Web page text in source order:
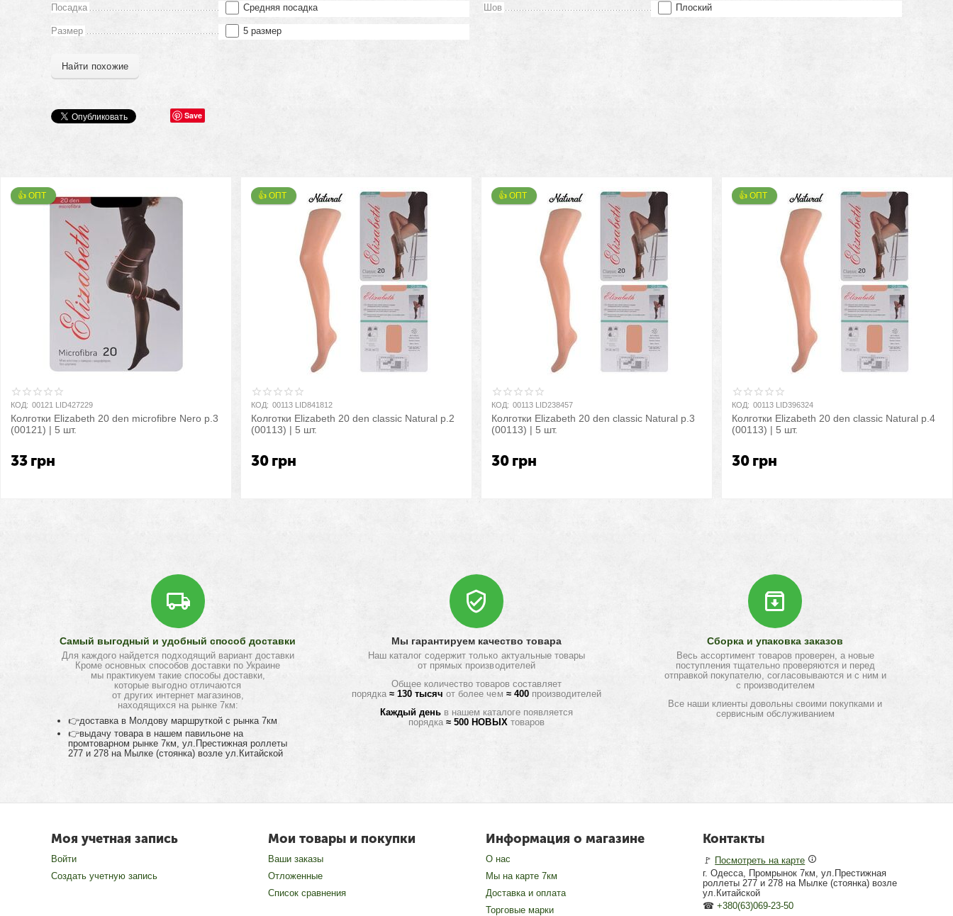
Посадка Средняя посадка
Размер 5 размер
Шов Плоский
Найти похожие
Save
👍 ОПТ
КОД: 00121 LID427229
Колготки Elizabeth 20 den microfibre Nero р.3
(00121) | 5 шт.
33 грн
👍 ОПТ
КОД: 00113 LID841812
Колготки Elizabeth 20 den classic Natural р.2
(00113) | 5 шт.
30 грн
👍 ОПТ
КОД: 00113 LID238457
Колготки Elizabeth 20 den classic Natural р.3
(00113) | 5 шт.
30 грн
👍 ОПТ
КОД: 00113 LID396324
Колготки Elizabeth 20 den classic Natural р.4
(00113) | 5 шт.
30 грн
Самый выгодный и удобный способ доставки
Для каждого найдется подходящий вариант доставки
Кроме основных способов доставки по Украине
мы практикуем такие способы доставки,
которые выгодно отличаются
от других интернет магазинов,
находящихся на рынке 7км:
👉доставка в Молдову маршруткой с рынка 7км
👉выдачу товара в нашем павильоне на
промтоварном рынке 7км, ул.Престижная роллеты
277 и 278 на Мылке (стоянка) возле ул.Китайской
Мы гарантируем качество товара
Наш каталог содержит только актуальные товары
от прямых производителей
Общее количество товаров составляет
порядка≈ 130 тысяч от более чем ≈ 400 производителей
Каждый деньв нашем каталоге появляется
порядка≈ 500 НОВЫХ товаров
Сборка и упаковка заказов
Весь ассортимент товаров проверен, а новые
поступления тщательно проверяются и перед
отправкой покупателю, согласовываются и с ним и
с производителем
Все наши клиенты довольны своими покупками и
сервисным обслуживанием
Моя учетная запись
Войти
Создать учетную запись
Мои товары и покупки
Ваши заказы
Отложенные
Список сравнения
Информация о магазине
О нас
Мы на карте 7км
Доставка и оплата
Торговые марки
Контакты
🚩 Посмотреть на карте
г. Одесса, Промрынок 7км, ул.Престижная
роллеты 277 и 278 на Мылке (стоянка) возле
ул.Китайской
☎+380(63)069-23-50